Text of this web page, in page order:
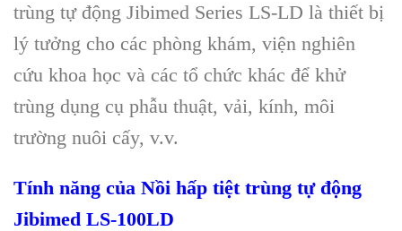
trùng tự động Jibimed Series LS-LD là thiết bị
lý tưởng cho các phòng khám, viện nghiên
cứu khoa học và các tổ chức khác để khử
trùng dụng cụ phẫu thuật, vải, kính, môi
trường nuôi cấy, v.v.
Tính năng của Nồi hấp tiệt trùng tự động
Jibimed LS-100LD